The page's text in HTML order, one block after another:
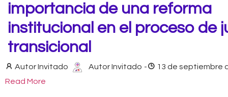
importancia de una reforma
institucional en el proceso de
transicional
Autor Invitado Autor Invitado -
13 de septiembre
Read More